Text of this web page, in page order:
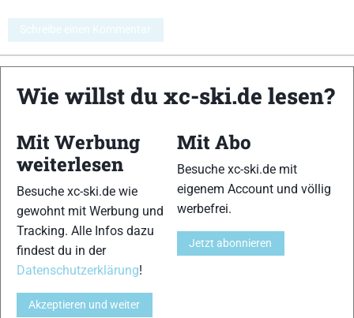
Schreibe einen Kommentar
News aus dem Skilanglauf, Biathlon und der Nordischen
und allem was du sonst noch über deine Lieblingssportarten
wissen solltest.
ObSkilanglauf-Anfänger oder Profi-Sportler, wir haben
immer ein offenes Ohr für dich! Du kannst uns jederzeit über
dasKontaktformular erreichen.
Wie willst du xc-ski.de lesen?
Mit Werbung
weiterlesen
Besuche xc-ski.de wie
gewohnt mit Werbung und
Tracking. Alle Infos dazu
findest du in der
Datenschutzerklärung!
Akzeptieren und weiter
Mit Abo
Besuche xc-ski.de mit
eigenem Account und völlig
werbefrei.
Jetzt abonnieren